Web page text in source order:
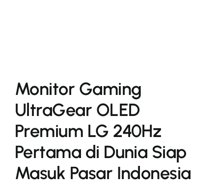
Monitor Gaming
UltraGear OLED
Premium LG 240Hz
Pertama di Dunia Siap
Masuk Pasar Indonesia